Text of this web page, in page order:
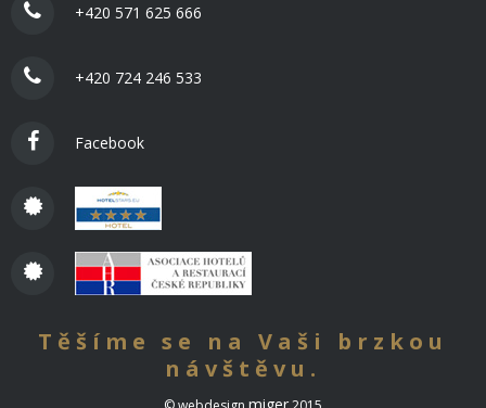
+420 571 625 666
+420 724 246 533
Facebook
Těšíme se na Vaši brzkou
návštěvu.